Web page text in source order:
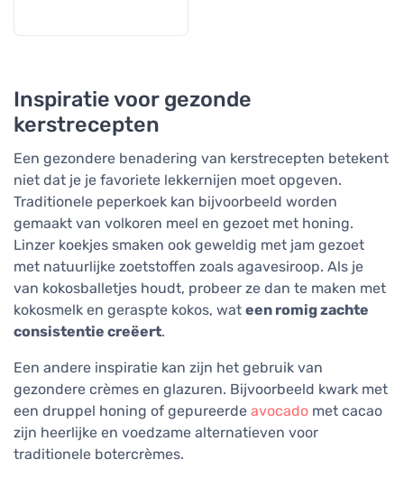
Inspiratie voor gezonde
kerstrecepten
Een gezondere benadering van kerstrecepten betekent
niet dat je je favoriete lekkernijen moet opgeven.
Traditionele peperkoek kan bijvoorbeeld worden
gemaakt van volkoren meel en gezoet met honing.
Linzer koekjes smaken ook geweldig met jam gezoet
met natuurlijke zoetstoffen zoals agavesiroop. Als je
van kokosballetjes houdt, probeer ze dan te maken met
kokosmelk en geraspte kokos, wat een romig zachte
consistentie creëert.
Een andere inspiratie kan zijn het gebruik van
gezondere crèmes en glazuren. Bijvoorbeeld kwark met
een druppel honing of gepureerde avocado met cacao
zijn heerlijke en voedzame alternatieven voor
traditionele botercrèmes.